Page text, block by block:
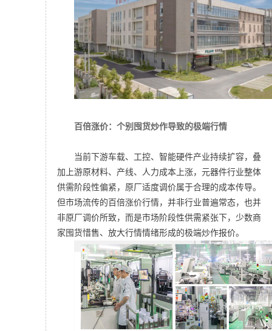
百倍涨价：个别囤货炒作导致的极端行情
当前下游车载、工控、智能硬件产业持续扩容，叠
加上游原材料、产线、人力成本上涨，元器件行业整体
供需阶段性偏紧，原厂适度调价属于合理的成本传导。
但市场流传的百倍涨价行情，并非行业普遍常态，也并
非原厂调价所致，而是市场阶段性供需紧张下，少数商
家囤货惜售、放大行情情绪形成的极端炒作报价。